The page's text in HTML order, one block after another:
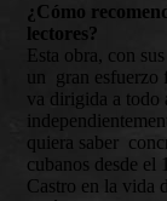
¿Cómo
lectores?
Esta obra, con
un gran esfuerzo
va dirigida a todo
quiera saber
cubanos desde
Castro en la vida